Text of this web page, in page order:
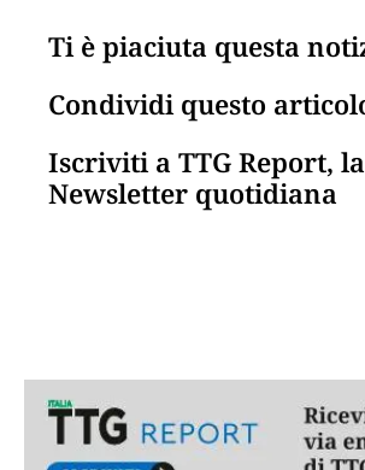
Ti è piaciuta questa
Condividi questo
Iscriviti a TTG Report,
Newsletter quotidiana